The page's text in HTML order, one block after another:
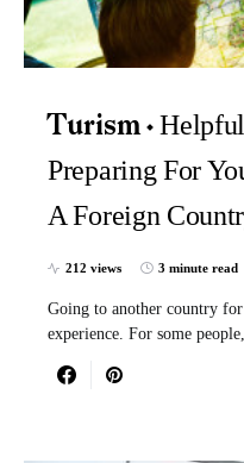
Turism
Preparing For
A Foreign
212 views 3 minute read
Going to another country
experience. For some